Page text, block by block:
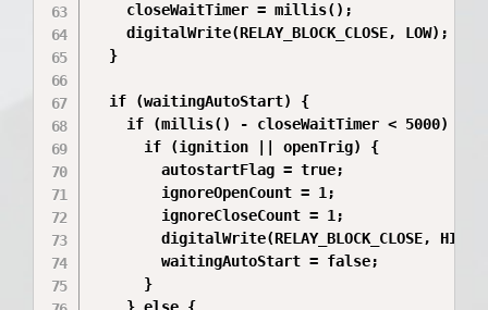
    closeWaitTimer = millis();
digitalWrite(RELAY_BLOCK_CLOSE, LOW);
  }
  if (waitingAutoStart) {
    if (millis() - closeWaitTimer < 5000) {
      if (ignition || openTrig) {
        autostartFlag = true;
        ignoreOpenCount = 1;
        ignoreCloseCount = 1;
digitalWrite(RELAY_BLOCK_CLOSE,
        waitingAutoStart = false;
      }